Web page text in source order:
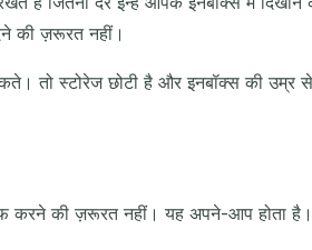
QR
की ज़रूरत नहीं।
तो स्टोरेज छोटी है और इनबॉक्स की उम्र
करने की ज़रूरत नहीं। यह अपने-आप होता है।